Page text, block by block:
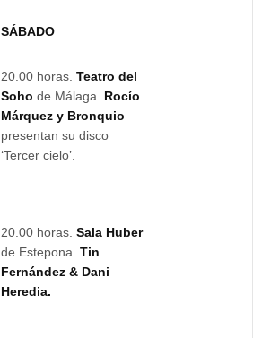
SÁBADO
20.00 horas.Teatro del
Soho de Málaga. Rocío
Márquez y Bronquio
presentan su disco
‘Tercer cielo’.
20.00 horas.Sala Huber
de Estepona.Tin
Fernández & Dani
Heredia.